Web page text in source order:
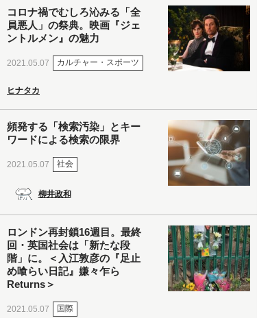
コロナ禍でむしろ沁みる「全
員悪人」の祭典。映画『ジェ
ントルメン』の魅力
2021.05.07 カルチャー・スポーツ
ヒナタカ
頻発する「検索汚染」とキー
ワードによる検索の限界
2021.05.07 社会
柳井政和
ロンドン再封鎖16週目。最終
回・英国社会は「新たな段
階」に。＜入江敦彦の『足止
め喰らい日記』嫌々乍ら
Returns＞
2021.05.07 国際